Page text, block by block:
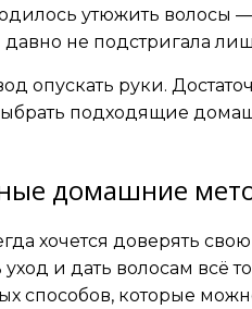
утюжить волосы
давно не подстригала
опускать руки.
подходящие
домашние
хочется доверять
и дать волосам всё
способов, которые